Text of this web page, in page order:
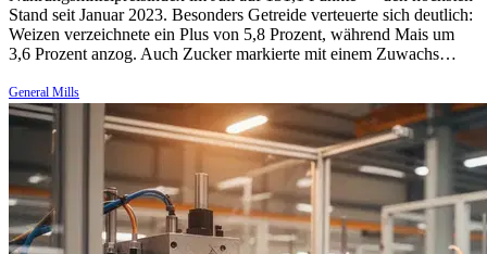
Stand seit Januar 2023. Besonders Getreide verteuerte sich deutlich:
Weizen verzeichnete ein Plus von 5,8 Prozent, während Mais um
3,6 Prozent anzog. Auch Zucker markierte mit einem Zuwachs…
General Mills